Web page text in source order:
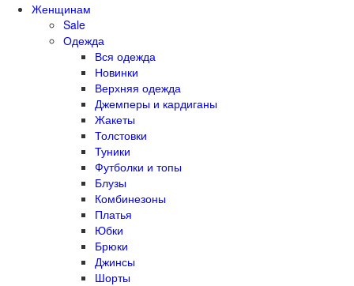
Женщинам
Sale
Одежда
Вся одежда
Новинки
Верхняя одежда
Джемперы и кардиганы
Жакеты
Толстовки
Туники
Футболки и топы
Блузы
Комбинезоны
Платья
Юбки
Брюки
Джинсы
Шорты